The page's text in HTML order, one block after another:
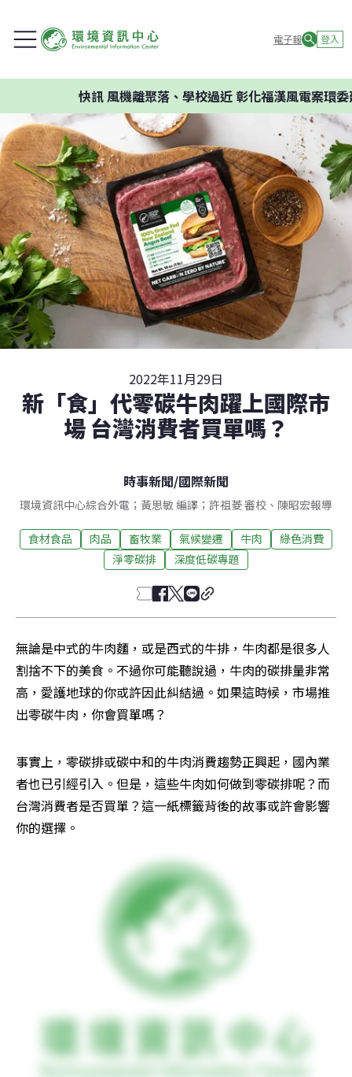
電子報 登入
風機離聚落、學校過近 彰化福漢風電案環委建議不
2022年11月29日
新「食」代零碳牛肉躍上國際市
場 台灣消費者買單嗎？
時事新聞/國際新聞
環境資訊中心綜合外電；黃思敏 編譯；許祖菱 審校、陳昭宏報導
食材食品 肉品 畜牧業 氣候變遷 牛肉
綠色消費
淨零碳排
深度低碳專題
無論是中式的牛肉麵，或是西式的牛排，牛肉都是很多人
割捨不下的美食。不過你可能聽說過，牛肉的碳排量非常
高，愛護地球的你或許因此糾結過。如果這時候，市場推
出零碳牛肉，你會買單嗎？
事實上，零碳排或碳中和的牛肉消費趨勢正興起，國內業
者也已引經引入。但是，這些牛肉如何做到零碳排呢？而
台灣消費者是否買單？這一紙標籤背後的故事或許會影響
你的選擇。